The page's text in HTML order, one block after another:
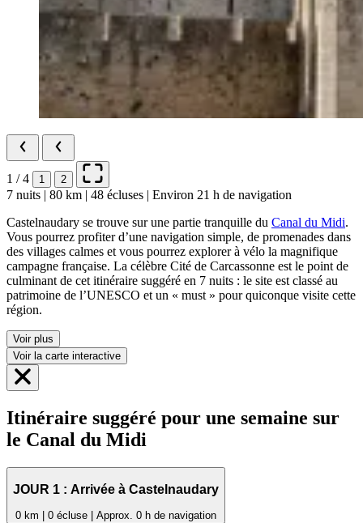
1 / 4 1 2
7 nuits | 80 km | 48 écluses | Environ 21 h de navigation
Castelnaudary se trouve sur une partie tranquille du Canal du Midi.
Vous pourrez profiter d’une navigation simple, de promenades dans
des villages calmes et vous pourrez explorer à vélo la magnifique
campagne française. La célèbre Cité de Carcassonne est le point de
culminant de cet itinéraire suggéré en 7 nuits : le site est classé au
patrimoine de l’UNESCO et un « must » pour quiconque visite cette
région.
Voir plus
Voir la carte interactive
Itinéraire suggéré pour une semaine sur
le Canal du Midi
JOUR 1 : Arrivée à Castelnaudary
0 km | 0 écluse | Approx. 0 h de navigation